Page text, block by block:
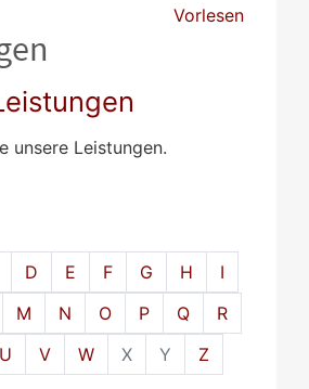
Vorlesen
unsere Leistungen.
Register überspringen
D E F G H
I
M N O P Q
R
U V W X Y Z